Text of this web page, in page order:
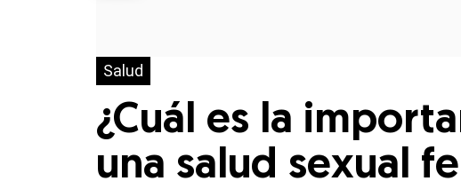
Salud
¿Cuál es la
una salud sexual